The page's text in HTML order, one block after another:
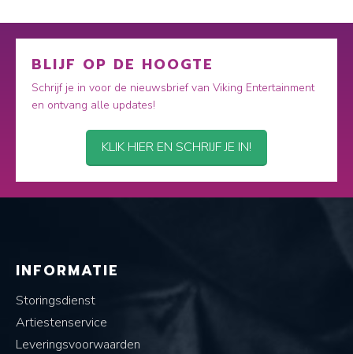
BLIJF OP DE HOOGTE
Schrijf je in voor de nieuwsbrief van Viking Entertainment
en ontvang alle updates!
KLIK HIER EN SCHRIJF JE IN!
INFORMATIE
Storingsdienst
Artiestenservice
Leveringsvoorwaarden